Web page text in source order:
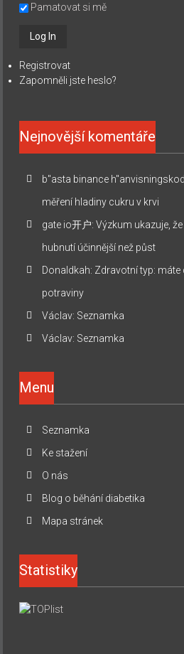
Pamatovat si mě
Registrovat
Zapomněli jste heslo?
Nejnovější komentáře
b"asta binance h"anvisningskod
měření hladiny cukru v krvi
gate io开户:Výzkum ukazuje,
hubnutí účinnější než půst
Donaldkah: Zdravotní typ:
potraviny
Václav: Seznamka
Václav: Seznamka
Menu
Seznamka
Ke stažení
O nás
Blog o běhání diabetika
Mapa stránek
Statistiky